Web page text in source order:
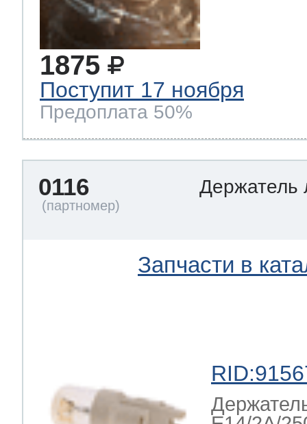
1875
Поступит 17 ноября
Предоплата 50%
0116
Запчасти в